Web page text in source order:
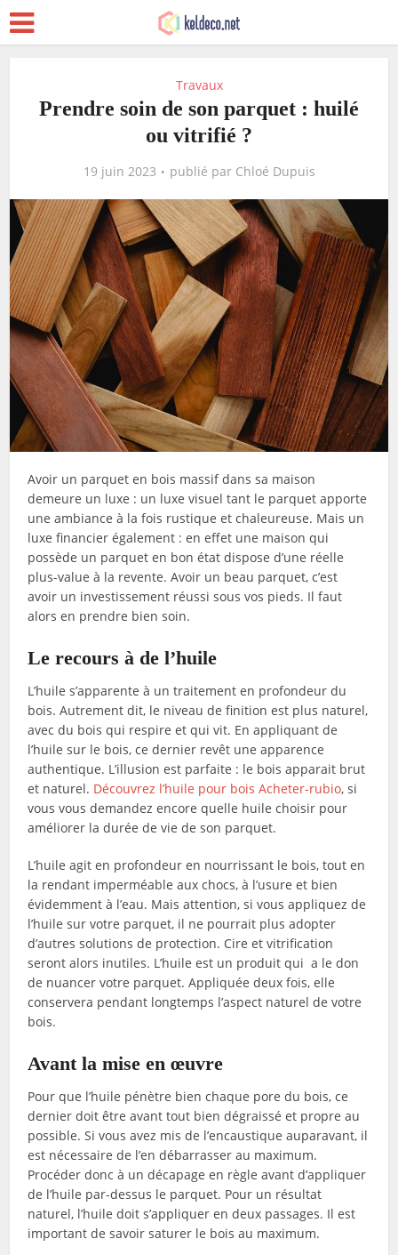
Travaux
Prendre soin de son parquet : huilé
ou vitrifié ?
19 juin 2023 publié par Chloé Dupuis
Avoir un parquet en bois massif dans sa maison
demeure un luxe : un luxe visuel tant le parquet apporte
une ambiance à la fois rustique et chaleureuse. Mais un
luxe financier également : en effet une maison qui
possède un parquet en bon état dispose d’une réelle
plus-value à la revente. Avoir un beau parquet, c’est
avoir un investissement réussi sous vos pieds. Il faut
alors en prendre bien soin.
Le recours à de l’huile
L’huile s’apparente à un traitement en profondeur du
bois. Autrement dit, le niveau de finition est plus naturel,
avec du bois qui respire et qui vit. En appliquant de
l’huile sur le bois, ce dernier revêt une apparence
authentique. L’illusion est parfaite : le bois apparait brut
et naturel. Découvrez l’huile pour bois Acheter-rubio, si
vous vous demandez encore quelle huile choisir pour
améliorer la durée de vie de son parquet.
L’huile agit en profondeur en nourrissant le bois, tout en
la rendant imperméable aux chocs, à l’usure et bien
évidemment à l’eau. Mais attention, si vous appliquez de
l’huile sur votre parquet, il ne pourrait plus adopter
d’autres solutions de protection. Cire et vitrification
seront alors inutiles. L’huile est un produit qui a le don
de nuancer votre parquet. Appliquée deux fois, elle
conservera pendant longtemps l’aspect naturel de votre
bois.
Avant la mise en œuvre
Pour que l’huile pénètre bien chaque pore du bois, ce
dernier doit être avant tout bien dégraissé et propre au
possible. Si vous avez mis de l’encaustique auparavant, il
est nécessaire de l’en débarrasser au maximum.
Procéder donc à un décapage en règle avant d’appliquer
de l’huile par-dessus le parquet. Pour un résultat
naturel, l’huile doit s’appliquer en deux passages. Il est
important de savoir saturer le bois au maximum.